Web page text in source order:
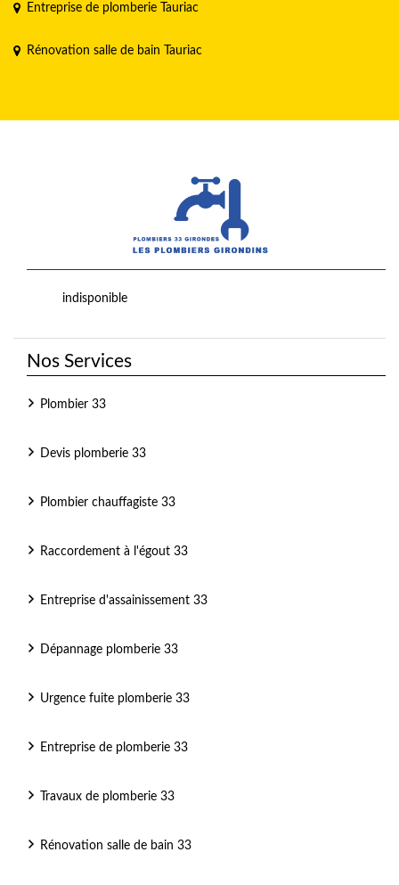
Entreprise de plomberie Tauriac
Rénovation salle de bain Tauriac
indisponible
Nos Services
Plombier 33
Devis plomberie 33
Plombier chauffagiste 33
Raccordement à l'égout 33
Entreprise d'assainissement 33
Dépannage plomberie 33
Urgence fuite plomberie 33
Entreprise de plomberie 33
Travaux de plomberie 33
Rénovation salle de bain 33